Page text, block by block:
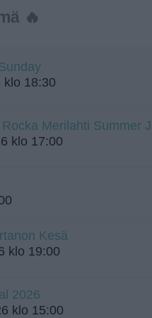
🔥
klo 18:30
Merilahti Summer
klo 17:00
Kesä
klo 19:00
2026
klo 15:00